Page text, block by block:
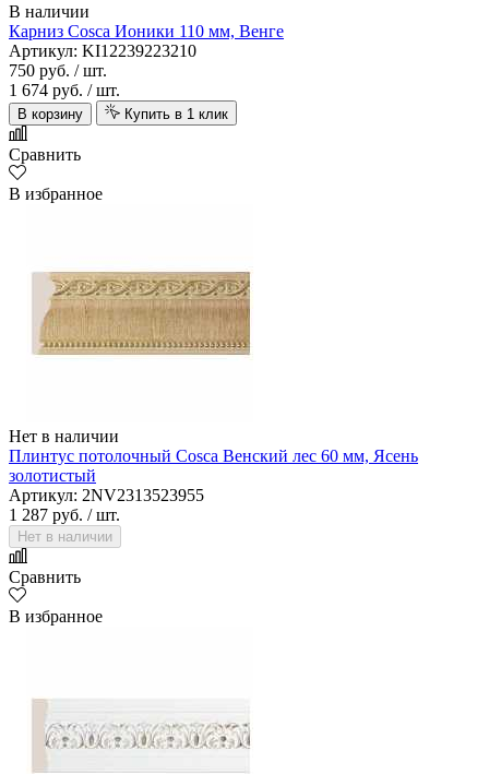
В наличии
Карниз Cosca Ионики 110 мм, Венге
Артикул: KI12239223210
750 руб. / шт.
1 674 руб. / шт.
В корзину Купить в 1 клик
Сравнить
В избранное
Нет в наличии
Плинтус потолочный Cosca Венский лес 60 мм, Ясень
золотистый
Артикул: 2NV2313523955
1 287 руб. / шт.
Нет в наличии
Сравнить
В избранное